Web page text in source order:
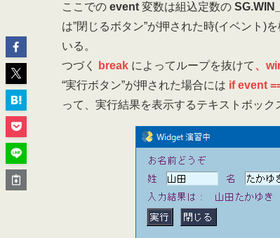
ここでの event 変数は組込定数の
は”閉じるボタン”が押された時(イベント)
いる。
つづく
break によってループを抜けて、
“実行ボタン”が押された場合には if event
って、実行結果を表示するテキストボック